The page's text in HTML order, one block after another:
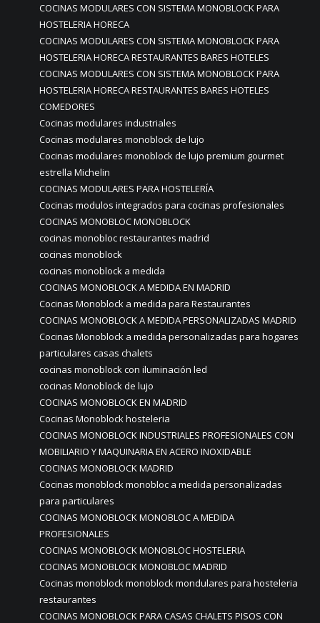
COCINAS MODULARES CON SISTEMA MONOBLOCK PARA
HOSTELERIA HORECA
COCINAS MODULARES CON SISTEMA MONOBLOCK PARA
HOSTELERIA HORECA RESTAURANTES BARES HOTELES
COCINAS MODULARES CON SISTEMA MONOBLOCK PARA
HOSTELERIA HORECA RESTAURANTES BARES HOTELES
COMEDORES
Cocinas modulares industriales
Cocinas modulares monoblock de lujo
Cocinas modulares monoblock de lujo premium gourmet
estrella Michelin
COCINAS MODULARES PARA HOSTELERÍA
Cocinas modulos integrados para cocinas profesionales
COCINAS MONOBLOC MONOBLOCK
cocinas monobloc restaurantes madrid
cocinas monoblock
cocinas monoblock a medida
COCINAS MONOBLOCK A MEDIDA EN MADRID
Cocinas Monoblock a medida para Restaurantes
COCINAS MONOBLOCK A MEDIDA PERSONALIZADAS MADRID
Cocinas Monoblock a medida personalizadas para hogares
particulares casas chalets
cocinas monoblock con iluminación led
cocinas Monoblock de lujo
COCINAS MONOBLOCK EN MADRID
Cocinas Monoblock hosteleria
COCINAS MONOBLOCK INDUSTRIALES PROFESIONALES CON
MOBILIARIO Y MAQUINARIA EN ACERO INOXIDABLE
COCINAS MONOBLOCK MADRID
Cocinas monoblock monobloc a medida personalizadas
para particulares
COCINAS MONOBLOCK MONOBLOC A MEDIDA
PROFESIONALES
COCINAS MONOBLOCK MONOBLOC HOSTELERIA
COCINAS MONOBLOCK MONOBLOC MADRID
Cocinas monoblock monoblock mondulares para hosteleria
restaurantes
COCINAS MONOBLOCK PARA CASAS CHALETS PISOS CON